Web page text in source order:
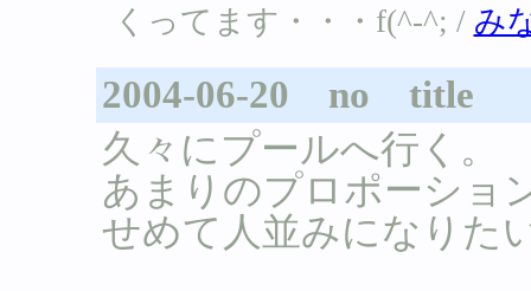
くってます・・・f(^-^; / み
2004-06-20 no title
久々にプールへ行く。
あまりのプロポーショ
せめて人並みになりた